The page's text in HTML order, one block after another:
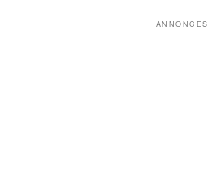
ANNONCES